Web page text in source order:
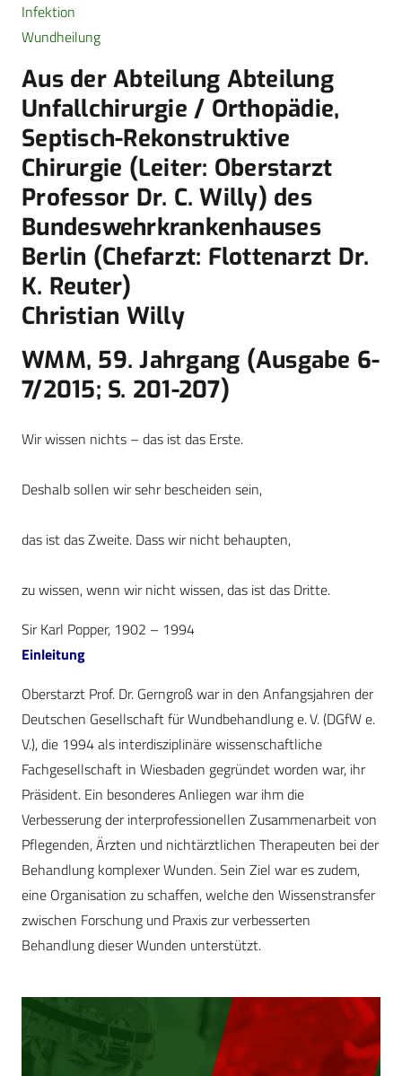
Infektion
Wundheilung
Aus der Abteilung Abteilung
Unfallchirurgie / Orthopädie,
Septisch-Rekonstruktive
Chirurgie (Leiter: Oberstarzt
Professor Dr. C. Willy) des
Bundeswehrkrankenhauses
Berlin (Chefarzt: Flottenarzt Dr.
K. Reuter)
Christian Willy
WMM, 59. Jahrgang (Ausgabe 6-
7/2015; S. 201-207)
Wir wissen nichts – das ist das Erste.
Deshalb sollen wir sehr bescheiden sein,
das ist das Zweite. Dass wir nicht behaupten,
zu wissen, wenn wir nicht wissen, das ist das Dritte.
Sir Karl Popper, 1902 – 1994
Einleitung
Oberstarzt Prof. Dr. Gerngroß war in den Anfangsjahren der
Deutschen Gesellschaft für Wundbehandlung e. V. (DGfW e.
V.), die 1994 als interdisziplinäre wissenschaftliche
Fachgesellschaft in Wiesbaden gegründet worden war, ihr
Präsident. Ein besonderes Anliegen war ihm die
Verbesserung der interprofessionellen Zusammenarbeit von
Pflegenden, Ärzten und nichtärztlichen Therapeuten bei der
Behandlung komplexer Wunden. Sein Ziel war es zudem,
eine Organisation zu schaffen, welche den Wissenstransfer
zwischen Forschung und Praxis zur verbesserten
Behandlung dieser Wunden unterstützt.